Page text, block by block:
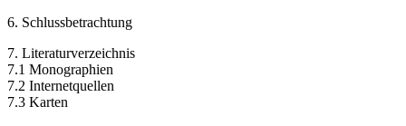
6. Schlussbetrachtung
7. Literaturverzeichnis
7.1 Monographien
7.2 Internetquellen
7.3 Karten